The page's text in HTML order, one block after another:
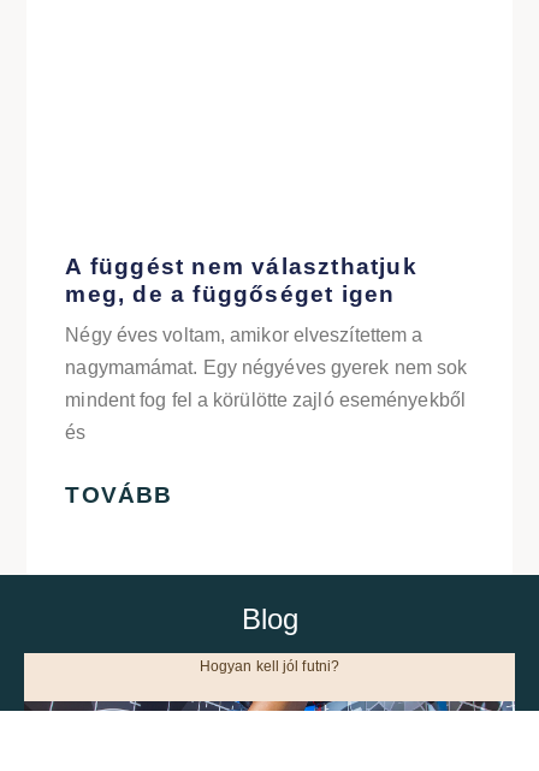
A függést nem választhatjuk
meg, de a függőséget igen
Négy éves voltam, amikor elveszítettem a
nagymamámat. Egy négyéves gyerek nem sok
mindent fog fel a körülötte zajló eseményekből
és
TOVÁBB
Blog
Hogyan kell jól futni?